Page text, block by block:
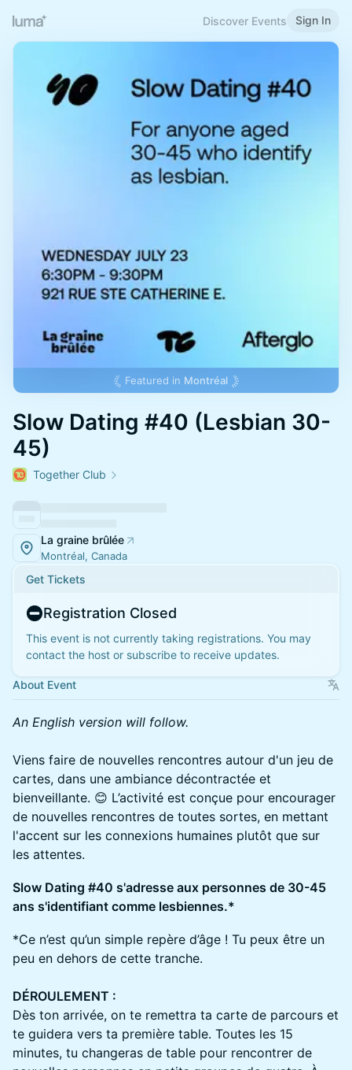
Discover Events Sign In
Featured in Montréal
Slow Dating #40 (Lesbian 30-
45)
Together Club
La graine brûlée
Montréal, Canada
Get Tickets
Registration Closed
This event is not currently taking registrations. You may
contact the host or subscribe to receive updates.
About Event
An English version will follow.
Viens faire de nouvelles rencontres autour d'un jeu de
cartes, dans une ambiance décontractée et
bienveillante. 😊 L’activité est conçue pour encourager
de nouvelles rencontres de toutes sortes, en mettant
l'accent sur les connexions humaines plutôt que sur
les attentes.
S low Dating #40 s'adresse aux personnes de 30-45
ans s'identifiant comme lesbiennes.*
*Ce n’est qu’un simple repère d’âge ! Tu peux être un
peu en dehors de cette tranche.
DÉROULEMENT :
Dès ton arrivée, on te remettra ta carte de parcours et
te guidera vers ta première table. Toutes les 15
minutes, tu changeras de table pour rencontrer de